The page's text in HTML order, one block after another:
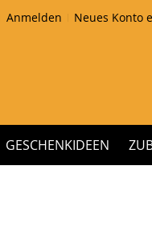
Anmelden Neues Konto
GESCHENKIDEEN